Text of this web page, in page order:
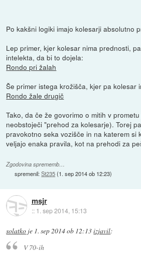
Po kakšni logiki imajo kolesarji absolutno
Lep primer, kjer kolesar nima prednosti,
intelekta, da bi to dojela:
Rondo pri žalah
Še primer istega krožišča, kjer pa kolesar
Rondo žale drugič
Tako, da če že govorimo o mitih v
neobstoječi "prehod za kolesarje). Torej
pravokotno seka vozišče in na katerem si
veljajo enaka pravila, kot na prehodi za
Zgodovina sprememb…
spremenil:St235(1. sep 2014 ob 12:23)
msjr
:: 1. sep 2014, 15:13
solatko je 1. sep 2014 ob 12:13izjavil:
V 70-ih